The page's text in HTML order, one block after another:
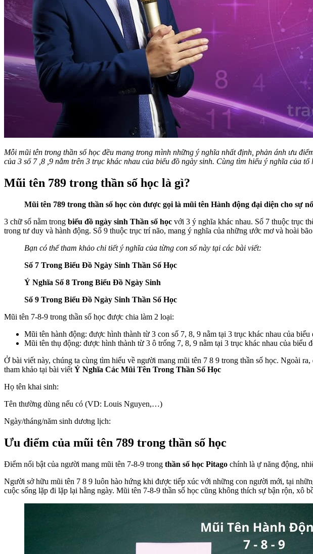
Mỗi mũi tên trong thần số học đều mang trong mình những ý nghĩa nhất định, phản ánh ưu
của 3 số 7 ,8 ,9 nằm trên 3 trục khác nhau của biểu đồ ngày sinh. Cùng tìm hiểu ý nghĩa của tổ
Mũi tên 789 trong thần số học là gì?
Mũi tên 789 trong thần số học còn được gọi là mũi tên Hành động đại diện cho sự
3 chữ số nằm trong biểu đồ ngày sinh Thần số học với 3 ý nghĩa khác nhau. Số 7 thuộc trục
trong tư duy và hành động. Số 9 thuộc trục trí não, mang ý nghĩa của những ước mơ và hoài
Bạn có thể tham khảo chi tiết ý nghĩa của từng con số này tại các bài viết:
Số 7 Trong Biểu Đồ Ngày Sinh Thần Số Học
Ý Nghĩa Số 8 Trong Biểu Đồ Ngày Sinh
Số 9 Trong Biểu Đồ Ngày Sinh Thần Số Học
Mũi tên 7-8-9 trong thần số học được chia làm 2 loại:
Mũi tên hành động: được hình thành từ 3 con số 7, 8, 9 nằm tại 3 trục khác nhau của
Mũi tên thụ động: được hình thành từ 3 ô trống 7, 8, 9 nằm tại 3 trục khác nhau của biểu
Ở bài viết này, chúng ta cùng tìm hiểu về người mang mũi tên 7 8 9 trong thần số học. Ngoài
tham khảo tại bài viết Ý Nghĩa Các Mũi Tên Trong Thần Số Học
Họ tên khai sinh:
Tên thường dùng nếu có (VD: Louis Nguyen,…)
Ngày/tháng/năm sinh dương lịch:
Ưu điểm của mũi tên 789 trong thần số học
Điểm nổi bật của người mang mũi tên 7-8-9 trong thần số học Pitago chính là ự năng động,
Người sở hữu mũi tên 7 8 9 luôn hào hứng khi được tiếp xúc với những con người mới, tại
cuộc sống lặp đi lặp lại hằng ngày. Mũi tên 7-8-9 thần số học cũng không thích sự bận rộn, xô